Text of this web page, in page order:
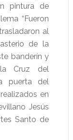
pintura de
“Fueron
al
de la
banderín y
Cruz del
puerta del
en
Jesús
Santo de